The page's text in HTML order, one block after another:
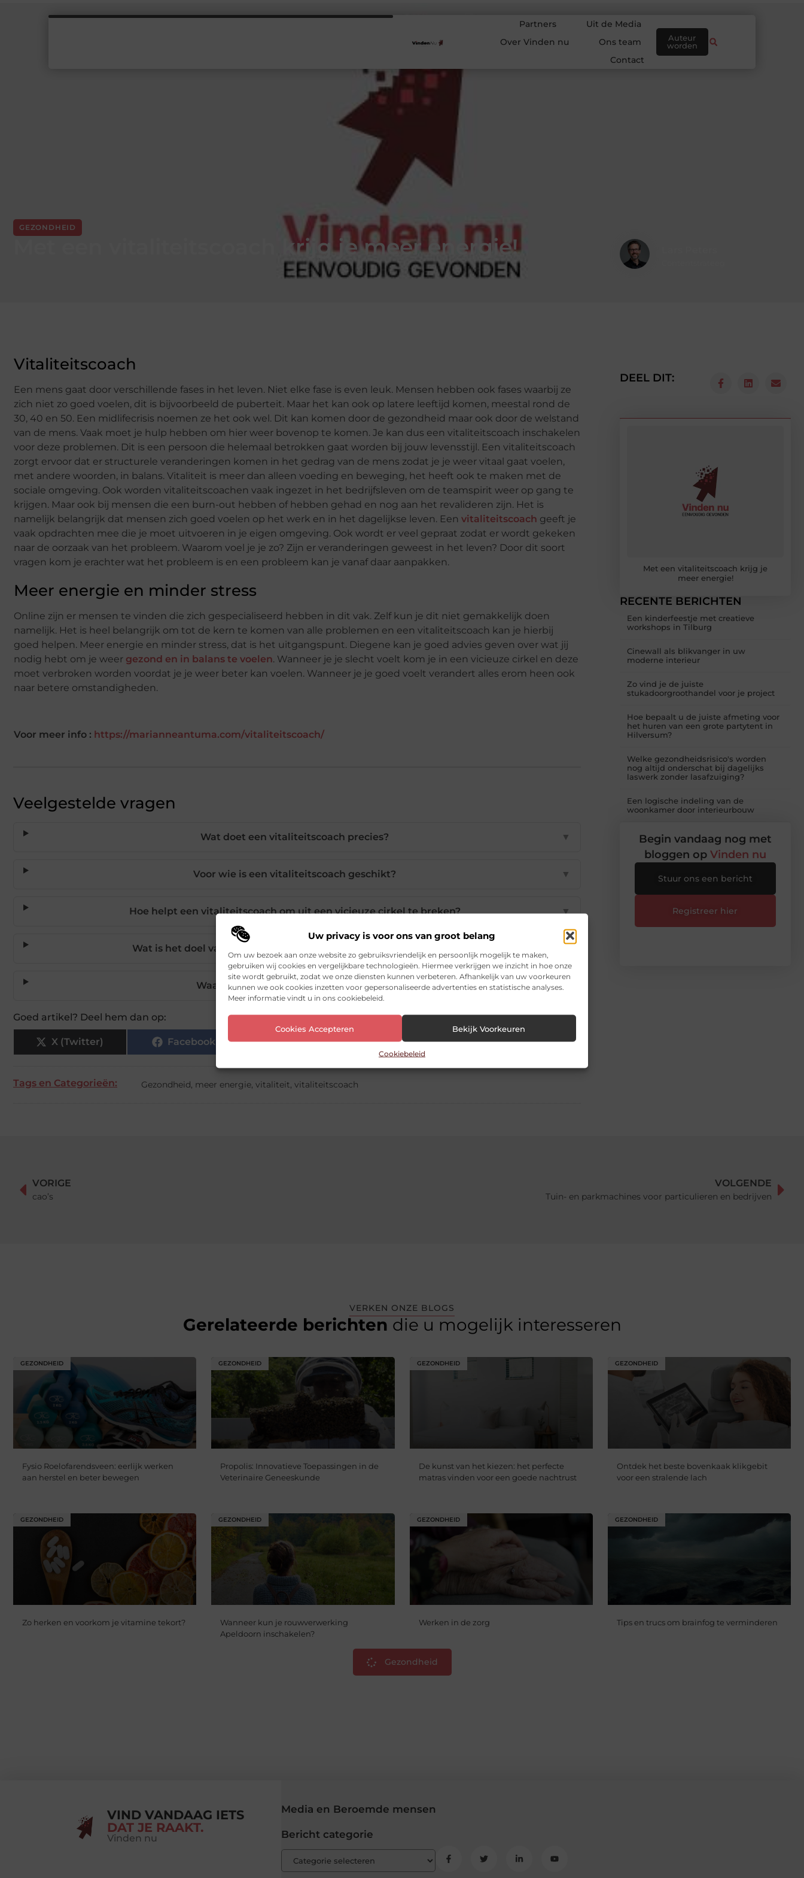
Uw privacy is voor ons van groot belang
Om uw bezoek aan onze website zo gebruiksvriendelijk en persoonlijk mogelijk te maken,
gebruiken wij cookies en vergelijkbare technologieën. Hiermee verkrijgen we inzicht in hoe onze
site wordt gebruikt, zodat we onze diensten kunnen verbeteren. Afhankelijk van uw voorkeuren
kunnen we ook cookies inzetten voor gepersonaliseerde advertenties en statistische analyses.
Meer informatie vindt u in ons cookiebeleid.
Cookies Accepteren Bekijk Voorkeuren
Cookiebeleid
Partners
Uit de Media
Over Vinden nu
Ons team
Contact
Auteur
worden
GEZONDHEID
Met een vitaliteitscoach krijg je meer energie!
Vitaliteitscoach
Een mens gaat door verschillende fases in het leven. Niet elke fase is even leuk. Mensen hebben ook fases waarbij ze
zich niet zo goed voelen, dit is bijvoorbeeld de puberteit. Maar het kan ook op latere leeftijd komen, meestal rond de
30, 40 en 50. Een midlifecrisis noemen ze het ook wel. Dit kan komen door de gezondheid maar ook door de welstand
van de mens. Vaak moet je hulp hebben om hier weer bovenop te komen. Je kan dus een vitaliteitscoach inschakelen
voor deze problemen. Dit is een persoon die helemaal betrokken gaat worden bij jouw levensstijl. Een vitaliteitscoach
zorgt ervoor dat er structurele veranderingen komen in het gedrag van de mens zodat je je weer vitaal gaat voelen,
met andere woorden, in balans. Vitaliteit is meer dan alleen voeding en beweging, het heeft ook te maken met de
sociale omgeving. Ook worden vitaliteitscoachen vaak ingezet in het bedrijfsleven om de teamspirit weer op gang te
krijgen. Maar ook bij mensen die een burn-out hebben of hebben gehad en nog aan het revalideren zijn. Het is
namelijk belangrijk dat mensen zich goed voelen op het werk en in het dagelijkse leven. Een vitaliteitscoach geeft je
vaak opdrachten mee die je moet uitvoeren in je eigen omgeving. Ook wordt er veel gepraat zodat er wordt gekeken
naar de oorzaak van het probleem. Waarom voel je je zo? Zijn er veranderingen geweest in het leven? Door dit soort
vragen kom je erachter wat het probleem is en een probleem kan je vanaf daar aanpakken.
Meer energie en minder stress
Online zijn er mensen te vinden die zich gespecialiseerd hebben in dit vak. Zelf kun je dit niet gemakkelijk doen
namelijk. Het is heel belangrijk om tot de kern te komen van alle problemen en een vitaliteitscoach kan je hierbij
goed helpen. Meer energie en minder stress, dat is het uitgangspunt. Diegene kan je goed advies geven over wat jij
nodig hebt om je weer gezond en in balans te voelen. Wanneer je je slecht voelt kom je in een vicieuze cirkel en deze
moet verbroken worden voordat je je weer beter kan voelen. Wanneer je je goed voelt verandert alles erom heen ook
naar betere omstandigheden.
Voor meer info : https://marianneantuma.com/vitaliteitscoach/
Veelgestelde vragen
Wat doet een vitaliteitscoach precies? ▼
Voor wie is een vitaliteitscoach geschikt? ▼
Hoe helpt een vitaliteitscoach om uit een vicieuze cirkel te breken? ▼
Wat is het doel van coaching voor meer energie en minder stress?
Waarom kun je dit niet zelf aanpakken? ▼
Goed artikel? Deel hem dan op:
X (Twitter) Facebook Pinterest LinkedIn Email
Tags en Categorieën: Gezondheid, meer energie, vitaliteit, vitaliteitscoach
DEEL DIT:
Met een vitaliteitscoach krijg je
meer energie!
RECENTE BERICHTEN
Een kinderfeestje met creatieve
workshops in Tilburg
Cinewall als blikvanger in uw
moderne interieur
Zo vind je de juiste
stukadoorgroothandel voor je project
Hoe bepaalt u de juiste afmeting voor
het huren van een grote partytent in
Hilversum?
Welke gezondheidsrisico's worden
nog altijd onderschat bij dagelijks
laswerk zonder lasafzuiging?
Een logische indeling van de
woonkamer door interieurbouw
Begin vandaag nog met
bloggen op Vinden nu
Stuur ons een bericht
Registreer hier
VORIGE
cao’s
VOLGENDE
Tuin- en parkmachines voor particulieren en bedrijven
VERKEN ONZE BLOGS
Gerelateerde berichten die u mogelijk interesseren
GEZONDHEID
Fysio Roelofarendsveen: eerlijk werken
aan herstel en beter bewegen
GEZONDHEID
Propolis: Innovatieve Toepassingen in de
Veterinaire Geneeskunde
GEZONDHEID
De kunst van het kiezen: het perfecte
matras vinden voor een goede nachtrust
GEZONDHEID
Ontdek het beste bovenkaak klikgebit
voor een stralende lach
GEZONDHEID
Zo herken en voorkom je vitamine tekort?
GEZONDHEID
Wanneer kun je rouwverwerking
Apeldoorn inschakelen?
GEZONDHEID
Werken in de zorg
GEZONDHEID
Tips en trucs om brainfog te verminderen
Gezondheid
VIND VANDAAG IETS
DAT JE RAAKT.
Vinden nu
Media en Beroemde mensen
Bericht categorie